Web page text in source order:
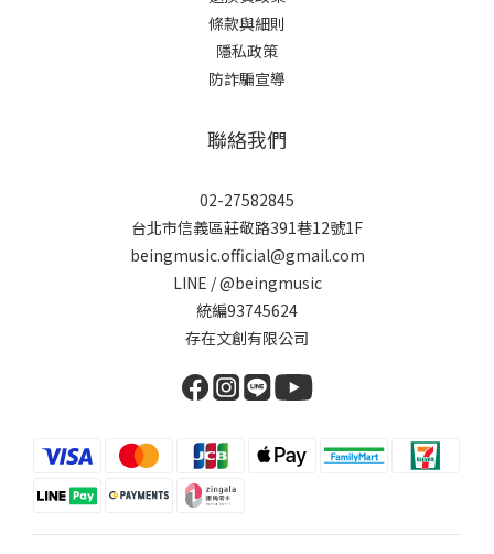
條款與細則
隱私政策
防詐騙宣導
聯絡我們
02-27582845
台北市信義區莊敬路391巷12號1F
beingmusic.official@gmail.com
LINE / @beingmusic
統編93745624
存在文創有限公司